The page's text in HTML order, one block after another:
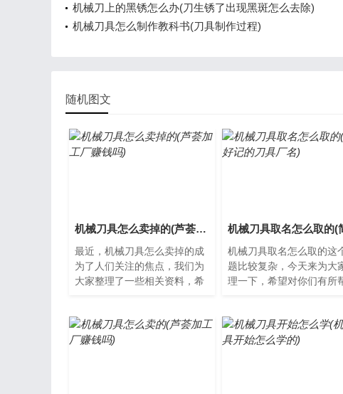
机械刀上的黑锈怎么办(刀生锈了出现黑斑怎么去除)
机械刀具怎么制作教科书(刀具制作过程)
随机图文
机械刀具怎么卖掉的(芦荟加工厂赚钱吗)
最近，机械刀具怎么卖掉的成
为了人们关注的焦点，我们为
大家整理了一些相关资料，希
械...
机械刀具取名怎么取的这
题比较复杂，今天来为大
理一下，希望对你们有所
或...